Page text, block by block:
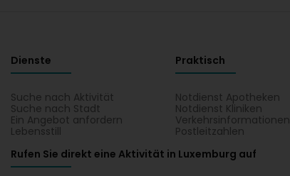
Dienste
Suche nach Aktivität
Suche nach Stadt
Ein Angebot anfordern
Lebensstill
Praktisch
Notdienst Apotheken
Notdienst Kliniken
Verkehrsinformationen
Postleitzahlen
Rufen Sie direkt eine Aktivität in Luxemburg auf